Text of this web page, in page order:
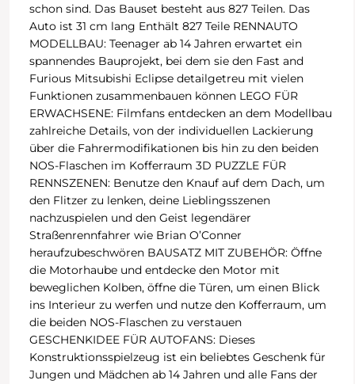
schon sind. Das Bauset besteht aus 827 Teilen. Das
Auto ist 31 cm lang Enthält 827 Teile RENNAUTO
MODELLBAU: Teenager ab 14 Jahren erwartet ein
spannendes Bauprojekt, bei dem sie den Fast and
Furious Mitsubishi Eclipse detailgetreu mit vielen
Funktionen zusammenbauen können LEGO FÜR
ERWACHSENE: Filmfans entdecken an dem Modellbau
zahlreiche Details, von der individuellen Lackierung
über die Fahrermodifikationen bis hin zu den beiden
NOS-Flaschen im Kofferraum 3D PUZZLE FÜR
RENNSZENEN: Benutze den Knauf auf dem Dach, um
den Flitzer zu lenken, deine Lieblingsszenen
nachzuspielen und den Geist legendärer
Straßenrennfahrer wie Brian O’Conner
heraufzubeschwören BAUSATZ MIT ZUBEHÖR: Öffne
die Motorhaube und entdecke den Motor mit
beweglichen Kolben, öffne die Türen, um einen Blick
ins Interieur zu werfen und nutze den Kofferraum, um
die beiden NOS-Flaschen zu verstauen
GESCHENKIDEE FÜR AUTOFANS: Dieses
Konstruktionsspielzeug ist ein beliebtes Geschenk für
Jungen und Mädchen ab 14 Jahren und alle Fans der